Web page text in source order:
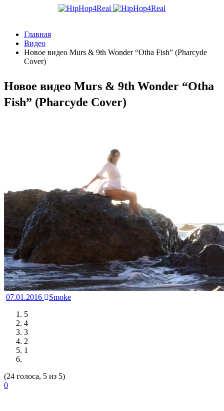
Главная
Видео
Новое видео Murs & 9th Wonder “Otha Fish” (Pharcyde
Cover)
Новое видео Murs & 9th Wonder “Otha
Fish” (Pharcyde Cover)
07.01.2016
Smoke
5
4
3
2
1
(24 голоса, 5 из 5)
0